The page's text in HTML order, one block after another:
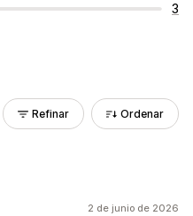
3
Refinar Ordenar
2 de junio de 2026